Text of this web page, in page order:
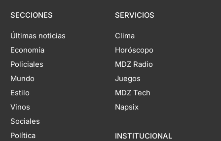
SECCIONES
Últimas noticias
Economía
Policiales
Mundo
Estilo
Vinos
Sociales
Política
SERVICIOS
Clima
Horóscopo
MDZ Radio
Juegos
MDZ Tech
Napsix
INSTITUCIONAL